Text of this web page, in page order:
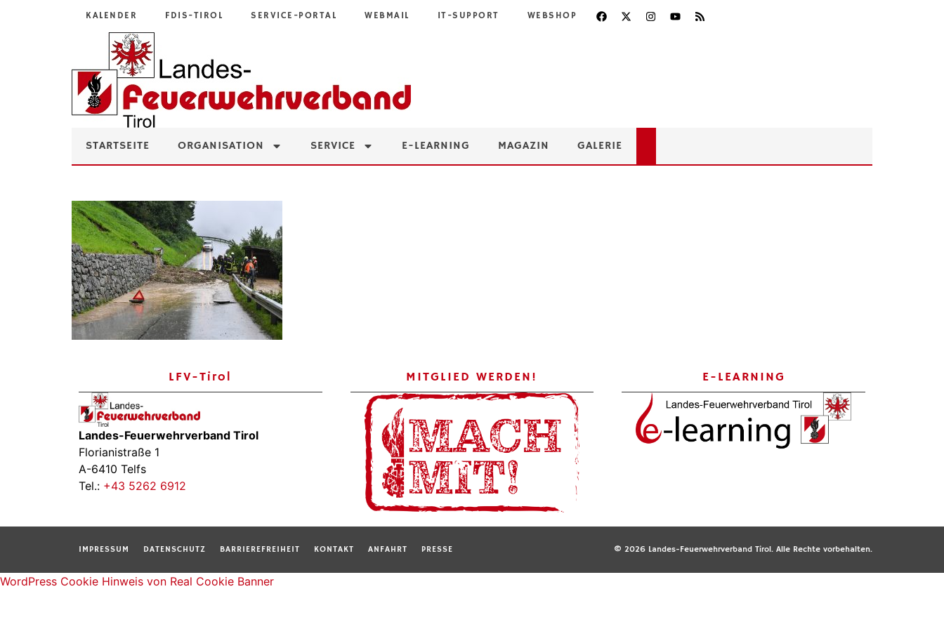
KALENDER FDIS-TIROL SERVICE-PORTAL WEBMAIL IT-SUPPORT WEBSHOP
STARTSEITE ORGANISATION SERVICE E-LEARNING MAGAZIN GALERIE
LFV-Tirol
Landes-Feuerwehrverband Tirol
Florianistraße 1
A-6410 Telfs
Tel.: +43 5262 6912
MITGLIED WERDEN! E-LEARNING
IMPRESSUM DATENSCHUTZ BARRIEREFREIHEIT KONTAKT ANFAHRT PRESSE © 2026 Landes-Feuerwehrverband Tirol. Alle Rechte vorbehalten.
WordPress Cookie Hinweis von Real Cookie Banner